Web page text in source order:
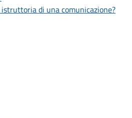
di una comunicazione?